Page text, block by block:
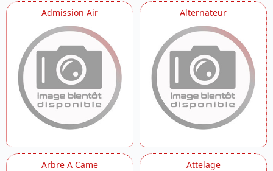
Cardan Avant
Carenage Arriere
Carter Droit
Carter D Huile
Carter Gauche
Carter Moteur
Carter Transmission
Chassis
Colonne De Direction
Compteur
Corps Papillon
Couvre Culasse
Culasse
Admission Air Alternateur
Arbre A Came Attelage